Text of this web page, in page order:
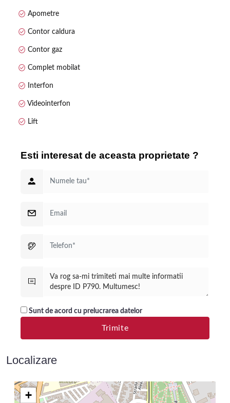
Apometre
Contor caldura
Contor gaz
Complet mobilat
Interfon
Videointerfon
Lift
Esti interesat de aceasta proprietate ?
Sunt de acord cu prelucrarea datelor
Localizare
+